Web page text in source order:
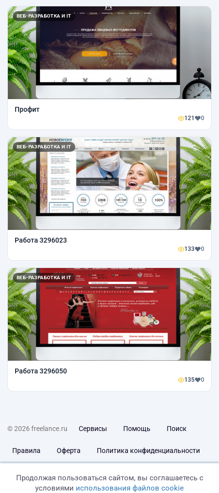
ВЕБ-РАЗРАБОТКА И IT
Профит
121 0
ВЕБ-РАЗРАБОТКА И IT
Работа 3296023
133 0
ВЕБ-РАЗРАБОТКА И IT
Работа 3296050
135 0
© 2026 freelance.ru Сервисы Помощь Поиск
Правила Оферта Политика конфиденциальности
Продолжая пользоваться сайтом, вы соглашаетесь с
условиями использования файлов cookie